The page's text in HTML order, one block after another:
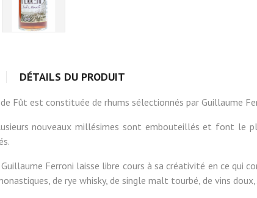
DÉTAILS DU PRODUIT
Fût est constituée de rhums sélectionnés par Guillaume
nouveaux millésimes sont embouteillés et font le
Ferroni laisse libre cours à sa créativité en ce qui
de rye whisky, de single malt tourbé, de vins